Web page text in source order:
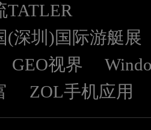
TATLER
(深圳)国际游艇展
GEO视界
ZOL手机应用